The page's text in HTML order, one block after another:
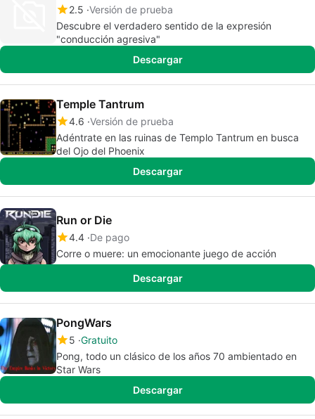
2.5 Versión de prueba
Descubre el verdadero sentido de la expresión
"conducción agresiva"
Descargar
Temple Tantrum
4.6 Versión de prueba
Adéntrate en las ruinas de Templo Tantrum en busca
del Ojo del Phoenix
Descargar
Run or Die
4.4 De pago
Corre o muere: un emocionante juego de acción
Descargar
PongWars
5 Gratuito
Pong, todo un clásico de los años 70 ambientado en
Star Wars
Descargar